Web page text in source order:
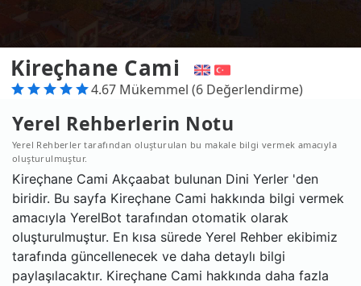
Kireçhane Cami
4.67 Mükemmel (6 Değerlendirme)
Yerel Rehberlerin Notu
Yerel Rehberler tarafından oluşturulan bu makale bilgi vermek amacıyla
oluşturulmuştur.
Kireçhane Cami Akçaabat bulunan Dini Yerler 'den
biridir. Bu sayfa Kireçhane Cami hakkında bilgi vermek
amacıyla YerelBot tarafından otomatik olarak
oluşturulmuştur. En kısa sürede Yerel Rehber ekibimiz
tarafında güncellenecek ve daha detaylı bilgi
paylaşılacaktır. Kireçhane Cami hakkında daha fazla